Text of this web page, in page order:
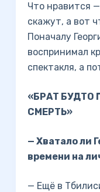
Что нравится
скажут, а вот
Поначалу
воспринимал
спектакля, а
«БРАТ БУДТО
СМЕРТЬ»
— Хватало ли
времени на
— Ещё в